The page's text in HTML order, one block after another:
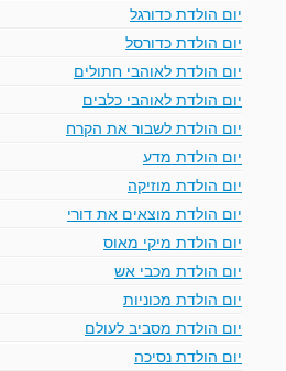
יום הולדת כדורגל
יום הולדת כדורסל
יום הולדת לאוהבי חתולים
יום הולדת לאוהבי כלבים
יום הולדת לשבור את הקרח
יום הולדת מדע
יום הולדת מוזיקה
יום הולדת מוצאים את דורי
יום הולדת מיקי מאוס
יום הולדת מכבי אש
יום הולדת מכוניות
יום הולדת מסביב לעולם
יום הולדת נסיכה